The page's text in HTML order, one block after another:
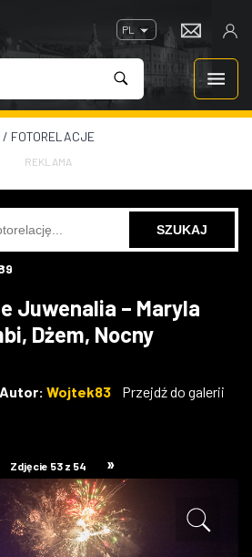
PL
/ FOTORELACJE
REKLAMA
Juwenalia – Maryla
Dżem, Nocny
Wojtek83
Przejdź do galerii
Zdjęcie 53 z 54 »